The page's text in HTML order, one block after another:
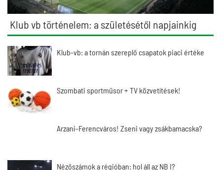
Klub vb történelem: a születésétől napjainkig
Klub-vb: a tornán szereplő csapatok piaci értéke
Szombati sportműsor + TV közvetítések!
Arzani-Ferencváros! Zseni vagy zsákbamacska?
Nézőszámok a régióban: hol áll az NB I?